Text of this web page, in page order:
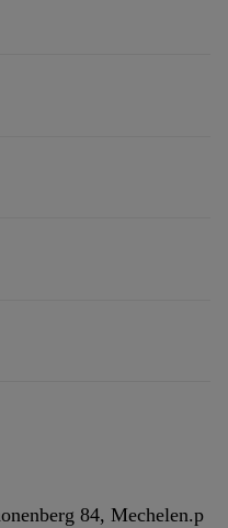
84, Mechelen.p